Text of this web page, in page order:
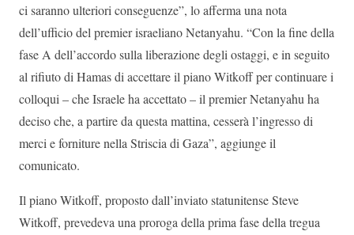
ci saranno ulteriori conseguenze”, lo afferma una nota
dell’ufficio del premier israeliano Netanyahu. “Con la fine della
fase A dell’accordo sulla liberazione degli ostaggi, e in seguito
al rifiuto di Hamas di accettare il piano Witkoff per continuare i
colloqui – che Israele ha accettato – il premier Netanyahu ha
deciso che, a partire da questa mattina, cesserà l’ingresso di
merci e forniture nella Striscia di Gaza”, aggiunge il
comunicato.
Il piano Witkoff, proposto dall’inviato statunitense Steve
Witkoff, prevedeva una proroga della prima fase della tregua